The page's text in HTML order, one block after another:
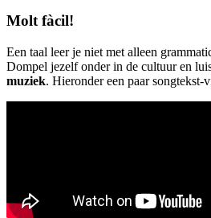
Molt fàcil!
Een taal leer je niet met alleen
Dompel jezelf onder in de cultuur en
muziek. Hieronder een paar songtekst-